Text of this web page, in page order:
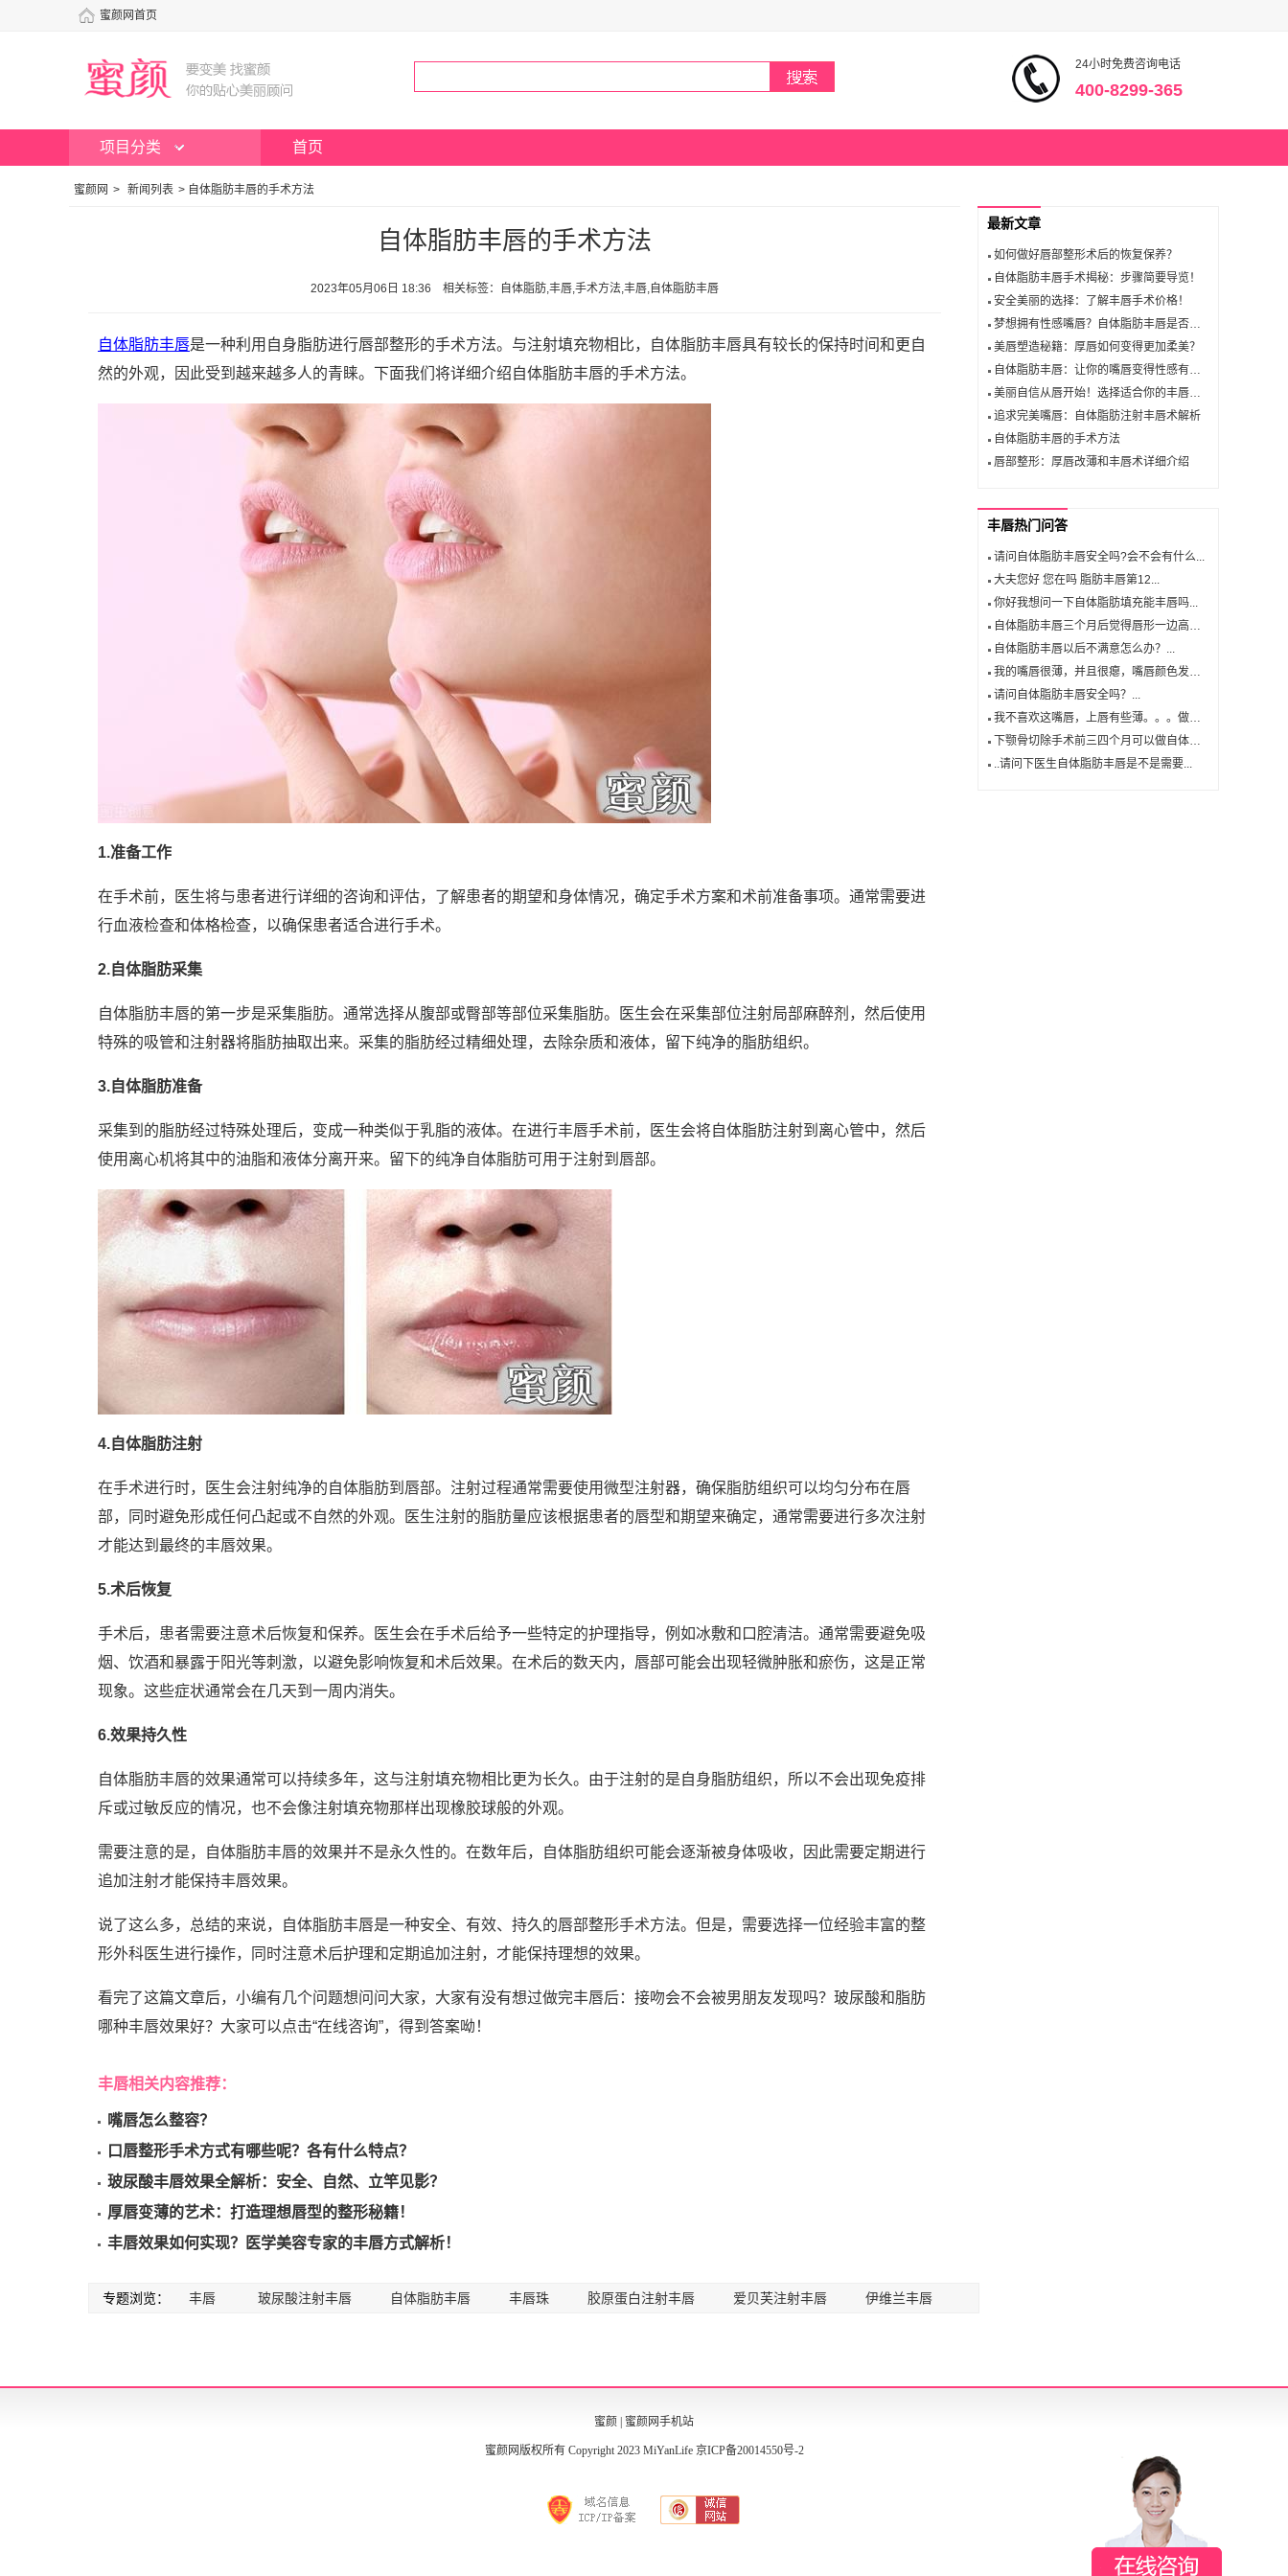
蜜颜网首页
24小时免费咨询电话
400-8299-365
项目分类 首页
蜜颜网 > 新闻列表 > 自体脂肪丰唇的手术方法
自体脂肪丰唇的手术方法
2023年05月06日 18:36 相关标签：自体脂肪,丰唇,手术方法,丰唇,自体脂肪丰唇
自体脂肪丰唇是一种利用自身脂肪进行唇部整形的手术方法。与注射填充物相比，自体脂肪丰唇具有较长的保持时间和更自
然的外观，因此受到越来越多人的青睐。下面我们将详细介绍自体脂肪丰唇的手术方法。
1.准备工作
在手术前，医生将与患者进行详细的咨询和评估，了解患者的期望和身体情况，确定手术方案和术前准备事项。通常需要进
行血液检查和体格检查，以确保患者适合进行手术。
2.自体脂肪采集
自体脂肪丰唇的第一步是采集脂肪。通常选择从腹部或臀部等部位采集脂肪。医生会在采集部位注射局部麻醉剂，然后使用
特殊的吸管和注射器将脂肪抽取出来。采集的脂肪经过精细处理，去除杂质和液体，留下纯净的脂肪组织。
3.自体脂肪准备
采集到的脂肪经过特殊处理后，变成一种类似于乳脂的液体。在进行丰唇手术前，医生会将自体脂肪注射到离心管中，然后
使用离心机将其中的油脂和液体分离开来。留下的纯净自体脂肪可用于注射到唇部。
4.自体脂肪注射
在手术进行时，医生会注射纯净的自体脂肪到唇部。注射过程通常需要使用微型注射器，确保脂肪组织可以均匀分布在唇
部，同时避免形成任何凸起或不自然的外观。医生注射的脂肪量应该根据患者的唇型和期望来确定，通常需要进行多次注射
才能达到最终的丰唇效果。
5.术后恢复
手术后，患者需要注意术后恢复和保养。医生会在手术后给予一些特定的护理指导，例如冰敷和口腔清洁。通常需要避免吸
烟、饮酒和暴露于阳光等刺激，以避免影响恢复和术后效果。在术后的数天内，唇部可能会出现轻微肿胀和瘀伤，这是正常
现象。这些症状通常会在几天到一周内消失。
6.效果持久性
自体脂肪丰唇的效果通常可以持续多年，这与注射填充物相比更为长久。由于注射的是自身脂肪组织，所以不会出现免疫排
斥或过敏反应的情况，也不会像注射填充物那样出现橡胶球般的外观。
需要注意的是，自体脂肪丰唇的效果并不是永久性的。在数年后，自体脂肪组织可能会逐渐被身体吸收，因此需要定期进行
追加注射才能保持丰唇效果。
说了这么多，总结的来说，自体脂肪丰唇是一种安全、有效、持久的唇部整形手术方法。但是，需要选择一位经验丰富的整
形外科医生进行操作，同时注意术后护理和定期追加注射，才能保持理想的效果。
看完了这篇文章后，小编有几个问题想问问大家，大家有没有想过做完丰唇后：接吻会不会被男朋友发现吗？玻尿酸和脂肪
哪种丰唇效果好？大家可以点击“在线咨询”，得到答案呦！
丰唇相关内容推荐：
嘴唇怎么整容？
口唇整形手术方式有哪些呢？各有什么特点？
玻尿酸丰唇效果全解析：安全、自然、立竿见影？
厚唇变薄的艺术：打造理想唇型的整形秘籍！
丰唇效果如何实现？医学美容专家的丰唇方式解析！
专题浏览： 丰唇 玻尿酸注射丰唇 自体脂肪丰唇 丰唇珠 胶原蛋白注射丰唇 爱贝芙注射丰唇 伊维兰丰唇
最新文章
如何做好唇部整形术后的恢复保养？
自体脂肪丰唇手术揭秘：步骤简要导览！
安全美丽的选择：了解丰唇手术价格！
梦想拥有性感嘴唇？自体脂肪丰唇是否值得一试？
美唇塑造秘籍：厚唇如何变得更加柔美？
自体脂肪丰唇：让你的嘴唇变得性感有魅力
美丽自信从唇开始！选择适合你的丰唇术！
追求完美嘴唇：自体脂肪注射丰唇术解析
自体脂肪丰唇的手术方法
唇部整形：厚唇改薄和丰唇术详细介绍
丰唇热门问答
请问自体脂肪丰唇安全吗?会不会有什么...
大夫您好 您在吗 脂肪丰唇第12...
你好我想问一下自体脂肪填充能丰唇吗...
自体脂肪丰唇三个月后觉得唇形一边高一...
自体脂肪丰唇以后不满意怎么办？...
我的嘴唇很薄，并且很瘪，嘴唇颜色发白...
请问自体脂肪丰唇安全吗？...
我不喜欢这嘴唇，上唇有些薄。。。做一...
下颚骨切除手术前三四个月可以做自体脂...
..请问下医生自体脂肪丰唇是不是需要...
蜜颜 蜜颜网手机站
蜜颜网版权所有 Copyright 2023 MiYanLife 京ICP备20014550号-2